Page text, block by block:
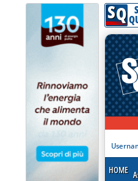
Attenzione! Esegui l'accesso per
SQ
HOME